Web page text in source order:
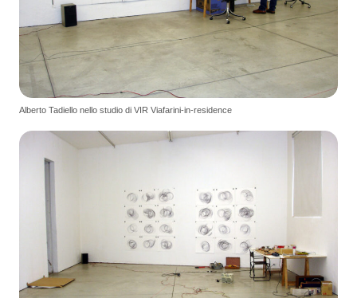
Alberto Tadiello nello studio di VIR Viafarini-in-residence